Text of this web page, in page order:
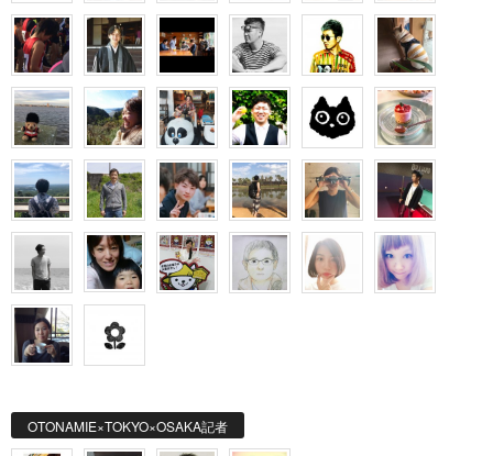
OTONAMIE×TOKYO×OSAKA記者